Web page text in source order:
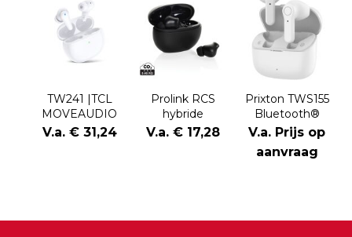
TW241 |TCL
MOVEAUDIO
Neo
V.a. € 31,24
Prolink RCS
hybride
ANC/ENC-
oordopjes van
V.a. € 17,28
Prixton TWS155
Bluetooth®
oordopjes
V.a. Prijs op
aanvraag